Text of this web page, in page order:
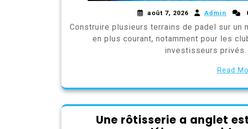
août 7, 2026 Admin
Construire plusieurs terrains de padel sur un
en plus courant, notamment pour les
investisseurs privés.
Read
Une rôtisserie a anglet